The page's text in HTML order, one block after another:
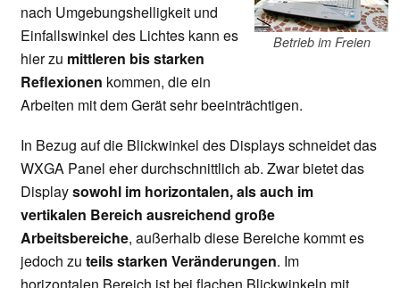
Betrieb im Freien
nach Umgebungshelligkeit und
Einfallswinkel des Lichtes kann es
hier zu mittleren bis starken
Reflexionen kommen, die ein
Arbeiten mit dem Gerät sehr beeinträchtigen.
In Bezug auf die Blickwinkel des Displays schneidet das
WXGA Panel eher durchschnittlich ab. Zwar bietet das
Displaysowohl im horizontalen, als auch im
vertikalen Bereich ausreichend große
Arbeitsbereiche, außerhalb diese Bereiche kommt es
jedoch zu teils starken Veränderungen. Im
horizontalen Bereich ist bei flachen Blickwinkeln mit